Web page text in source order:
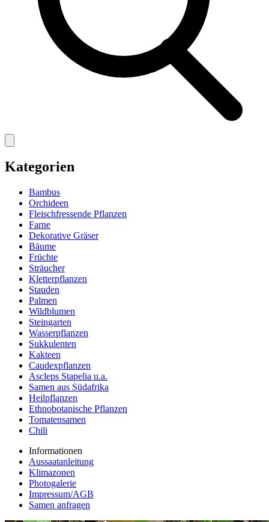
Kategorien
Bambus
Orchideen
Fleischfressende Pflanzen
Farne
Dekorative Gräser
Bäume
Früchte
Sträucher
Kletterpflanzen
Stauden
Palmen
Wildblumen
Steingarten
Wasserpflanzen
Sukkulenten
Kakteen
Caudexpflanzen
Ascleps Stapelia u.a.
Samen aus Südafrika
Heilpflanzen
Ethnobotanische Pflanzen
Tomatensamen
Chili
Informationen
Aussaatanleitung
Klimazonen
Photogalerie
Impressum/AGB
Samen anfragen